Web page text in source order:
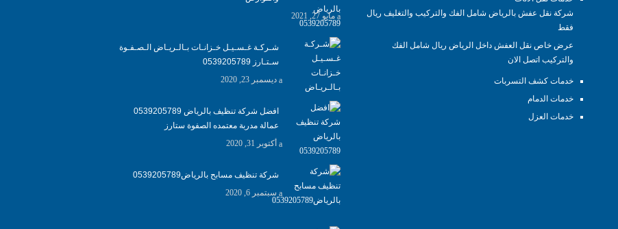
شركة نقل عفش بالرياض شامل الفك والتركيب والتغليف ريال
فقط
عرض خاص نقل العفش داخل الرياض ريال شامل الفك
والتركيب اتصل الان
خدمات كشف التسربات
خدمات الدمام
خدمات العزل
مايو 27, 2021
شـركـة غـسـيـل خـزانـات بـالـريـاض الـصـفـوة
سـتـارز 0539205789
ديسمبر 23, 2020
افضل شركة تنظيف بالرياض 0539205789
عمالة مدربة معتمده الصفوة ستارز
أكتوبر 31, 2020
شركة تنظيف مسابح بالرياض0539205789
سبتمبر 6, 2020